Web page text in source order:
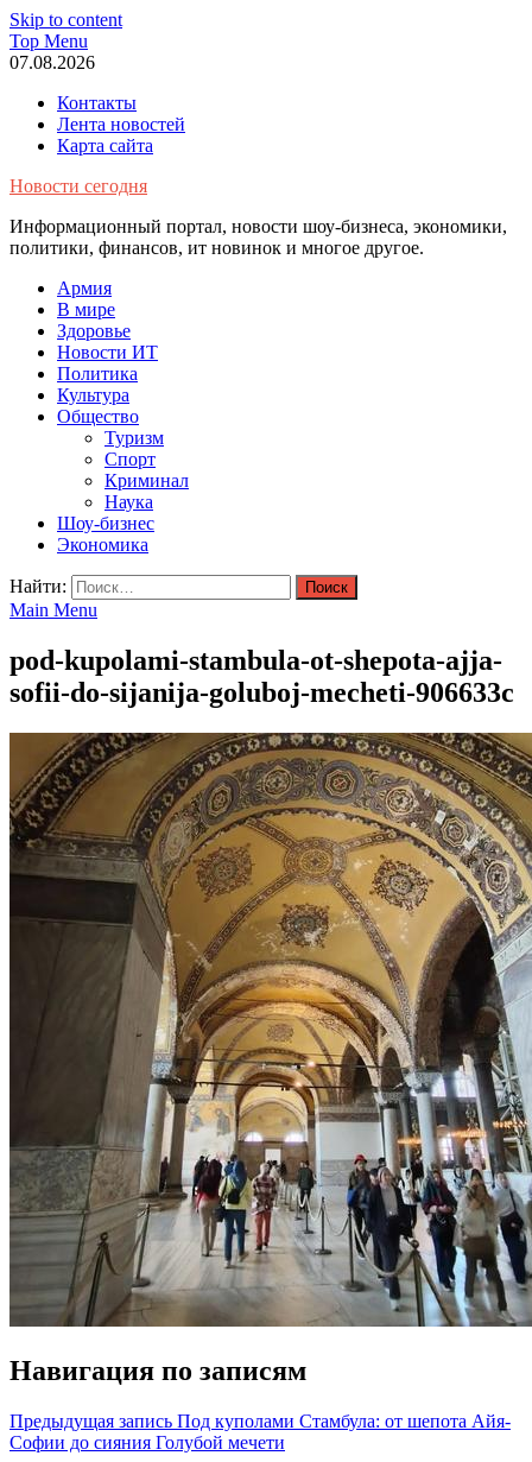
Skip to content
Top Menu
07.08.2026
Контакты
Лента новостей
Карта сайта
Новости сегодня
Информационный портал, новости шоу-бизнеса, экономики,
политики, финансов, ит новинок и многое другое.
Армия
В мире
Здоровье
Новости ИТ
Политика
Культура
Общество
Туризм
Спорт
Криминал
Наука
Шоу-бизнес
Экономика
Найти:
Main Menu
pod-kupolami-stambula-ot-shepota-ajja-
sofii-do-sijanija-goluboj-mecheti-906633c
Навигация по записям
Предыдущая запись Под куполами Стамбула: от шепота Айя-
Софии до сияния Голубой мечети